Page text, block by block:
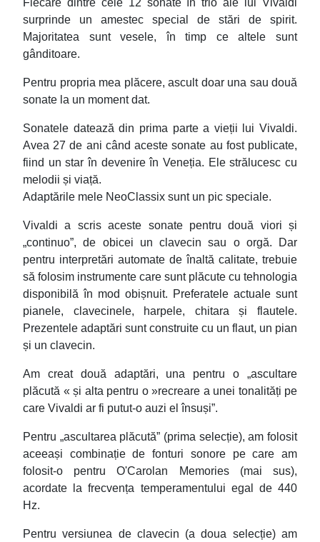
surprinde un amestec special de stări de spirit.
Majoritatea sunt vesele, în timp ce altele sunt
gânditoare.
Pentru propria mea plăcere, ascult doar una sau două
sonate la un moment dat.
Sonatele datează din prima parte a vieții lui Vivaldi.
Avea 27 de ani când aceste sonate au fost publicate,
fiind un star în devenire în Veneția. Ele strălucesc cu
melodii și viață.
Adaptările mele NeoClassix sunt un pic speciale.
Vivaldi a scris aceste sonate pentru două viori și
„continuo”, de obicei un clavecin sau o orgă. Dar
pentru interpretări automate de înaltă calitate, trebuie
să folosim instrumente care sunt plăcute cu tehnologia
disponibilă în mod obișnuit. Preferatele actuale sunt
pianele, clavecinele, harpele, chitara și flautele.
Prezentele adaptări sunt construite cu un flaut, un pian
și un clavecin.
Am creat două adaptări, una pentru o „ascultare
plăcută « și alta pentru o »recreare a unei tonalități pe
care Vivaldi ar fi putut-o auzi el însuși”.
Pentru „ascultarea plăcută” (prima selecție), am folosit
aceeași combinație de fonturi sonore pe care am
folosit-o pentru O'Carolan Memories (mai sus),
acordate la frecvența temperamentului egal de 440
Hz.
Pentru versiunea de clavecin (a doua selecție) am